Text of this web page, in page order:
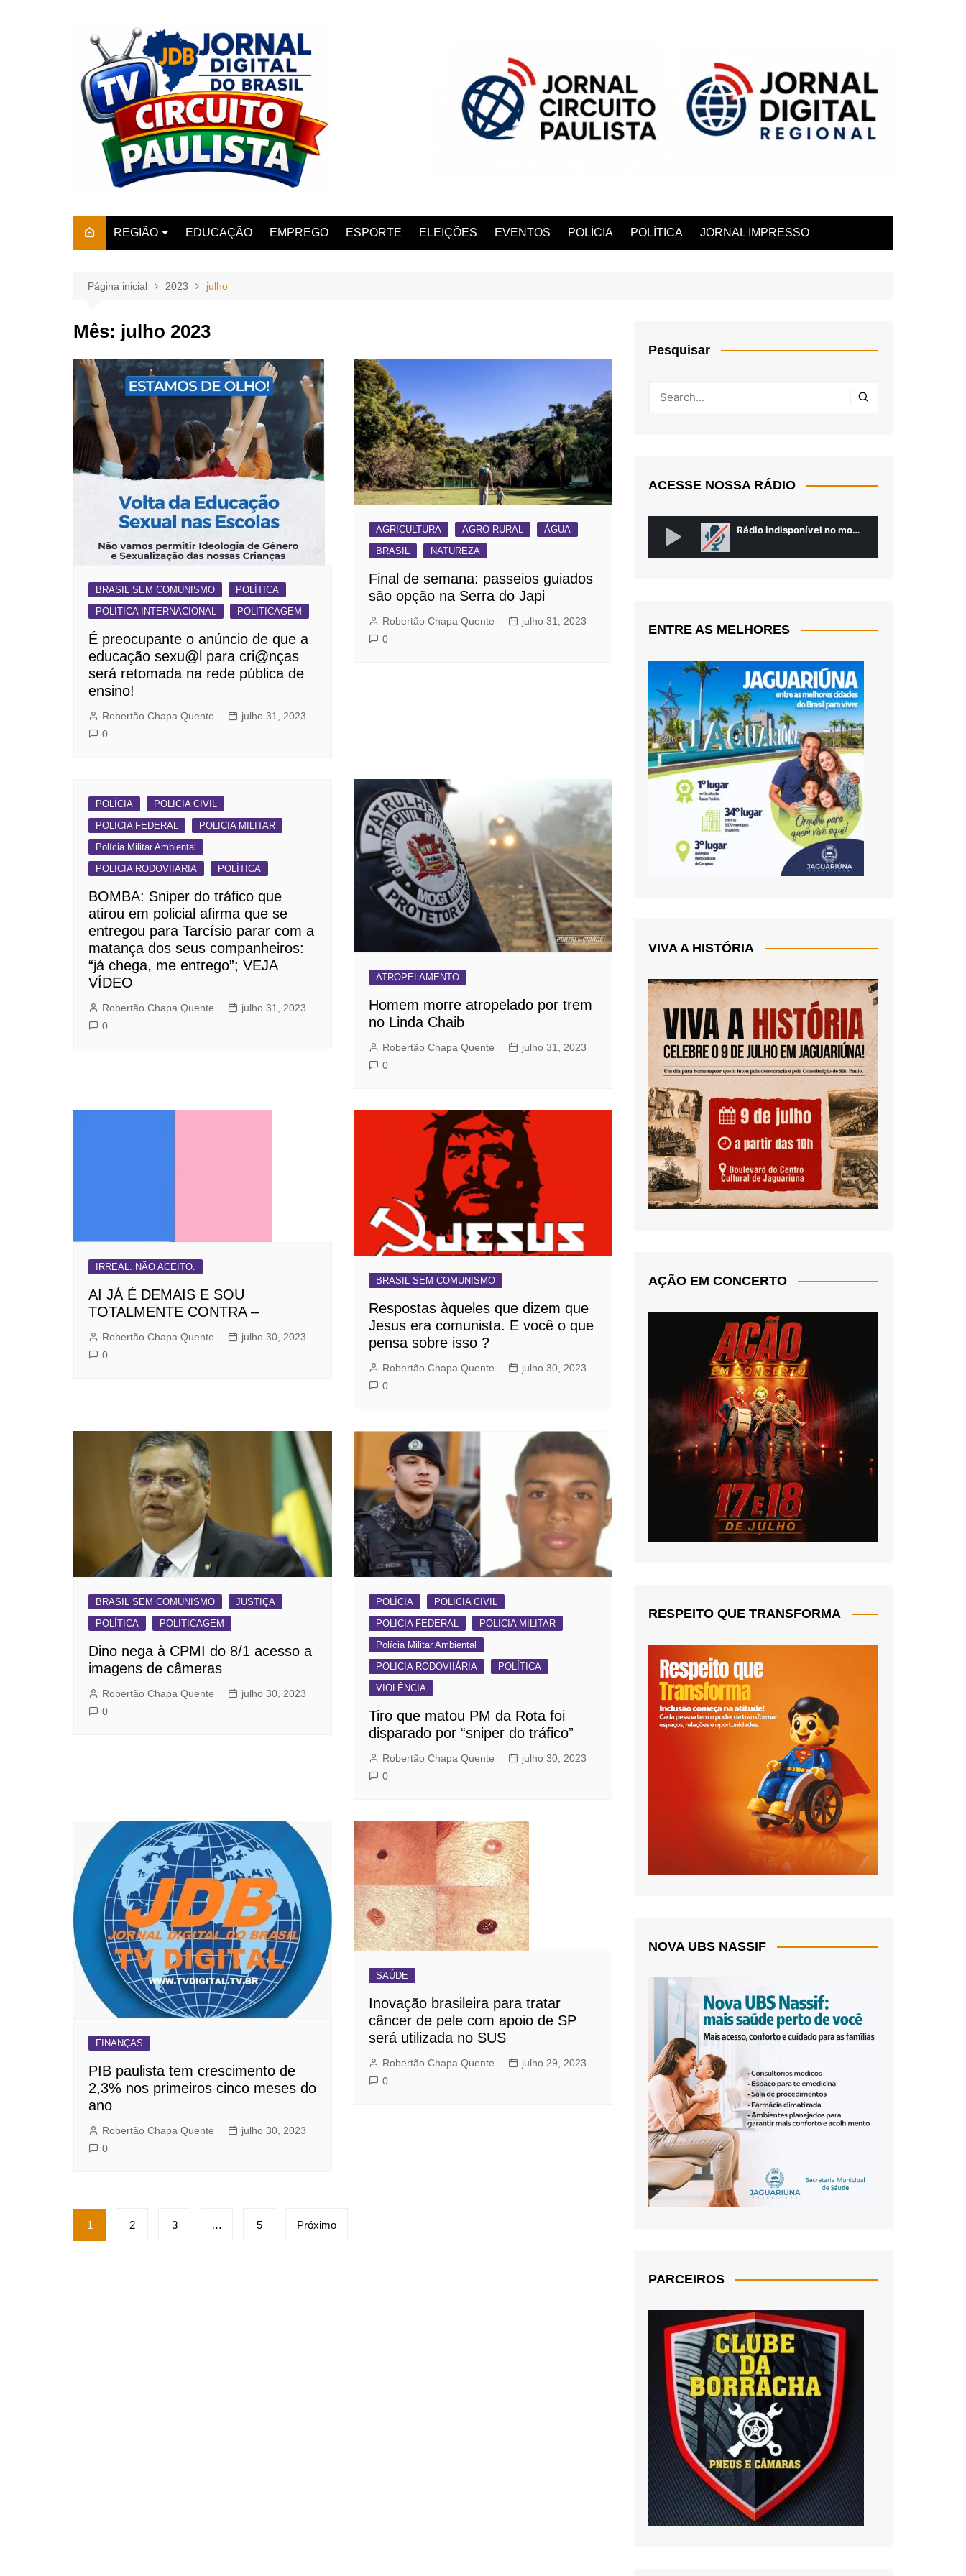
REGIÃO
CAMPINAS
ESTIVA GERBI
JAGUARIÚNA
JUNDIAÍ
LIMEIRA
MOGI GUAÇU
MOGI MIRIM
PAULÍNIA
PEDREIRA
EDUCAÇÃO EMPREGO ESPORTE ELEIÇÕES EVENTOS POLÍCIA POLÍTICA JORNAL IMPRESSO
Página inicial 2023 julho
Mês: julho 2023
BRASIL SEM COMUNISMO
POLÍTICA
POLITICA INTERNACIONAL
POLITICAGEM
É preocupante o anúncio de que a
educação sexu@l para cri@nças
será retomada na rede pública de
ensino!
Robertão Chapa Quente
julho 31, 2023
0
AGRICULTURA AGRO RURAL
ÁGUA
BRASIL
NATUREZA
Final de semana: passeios guiados
são opção na Serra do Japi
Robertão Chapa Quente
julho 31, 2023
0
POLÍCIA
POLICIA CIVIL
POLICIA FEDERAL
POLICIA MILITAR
Polícia Militar Ambiental
POLICIA RODOVIIÁRIA
POLÍTICA
BOMBA: Sniper do tráfico que
atirou em policial afirma que se
entregou para Tarcísio parar com a
matança dos seus companheiros:
“já chega, me entrego”; VEJA
VÍDEO
Robertão Chapa Quente
julho 31, 2023
0
ATROPELAMENTO
Homem morre atropelado por trem
no Linda Chaib
Robertão Chapa Quente
julho 31, 2023
0
IRREAL. NÃO ACEITO.
AI JÁ É DEMAIS E SOU
TOTALMENTE CONTRA –
Robertão Chapa Quente
julho 30, 2023
0
BRASIL SEM COMUNISMO
Respostas àqueles que dizem que
Jesus era comunista. E você o que
pensa sobre isso ?
Robertão Chapa Quente
julho 30, 2023
0
BRASIL SEM COMUNISMO
JUSTIÇA
POLÍTICA
POLITICAGEM
Dino nega à CPMI do 8/1 acesso a
imagens de câmeras
Robertão Chapa Quente
julho 30, 2023
0
POLÍCIA
POLICIA CIVIL
POLICIA FEDERAL
POLICIA MILITAR
Polícia Militar Ambiental
POLICIA RODOVIIÁRIA
POLÍTICA
VIOLÊNCIA
Tiro que matou PM da Rota foi
disparado por “sniper do tráfico”
Robertão Chapa Quente
julho 30, 2023
0
FINANÇAS
PIB paulista tem crescimento de
2,3% nos primeiros cinco meses do
ano
Robertão Chapa Quente
julho 30, 2023
0
SAÚDE
Inovação brasileira para tratar
câncer de pele com apoio de SP
será utilizada no SUS
Robertão Chapa Quente
julho 29, 2023
0
Paginação
de
1 2 3 … 5 Próximo
Pesquisar
ACESSE NOSSA RÁDIO
ENTRE AS MELHORES
VIVA A HISTÓRIA
AÇÃO EM CONCERTO
RESPEITO QUE TRANSFORMA
NOVA UBS NASSIF
PARCEIROS